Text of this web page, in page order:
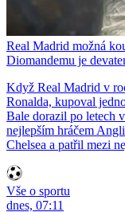
Real Madrid možná
Diomandemu je
Když Real Madrid v
Ronalda, kupoval
Bale dorazil po letech
nejlepším hráčem
Chelsea a patřil mezi
Vše o sportu
dnes, 07:11